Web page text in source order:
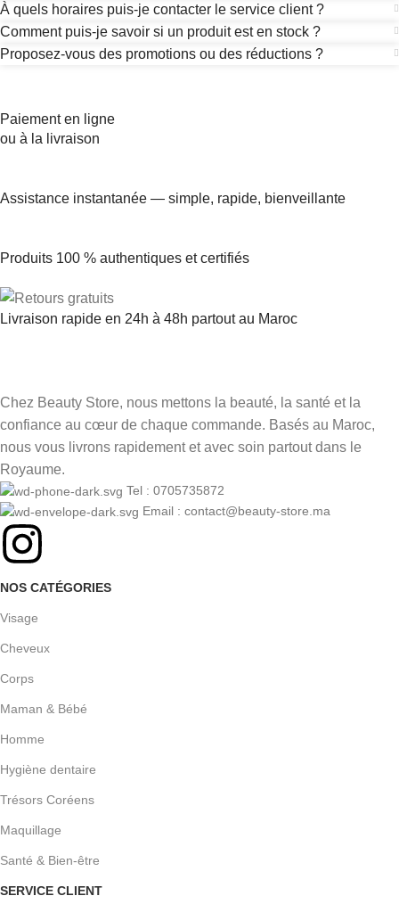
À quels horaires puis-je contacter le service client ?
Comment puis-je savoir si un produit est en stock ?
Proposez-vous des promotions ou des réductions ?
Paiement en ligne
ou à la livraison
Assistance instantanée — simple, rapide, bienveillante
Produits 100 % authentiques et certifiés
Livraison rapide en 24h à 48h partout au Maroc
Chez Beauty Store, nous mettons la beauté, la santé et la
confiance au cœur de chaque commande. Basés au Maroc,
nous vous livrons rapidement et avec soin partout dans le
Royaume.
Tel : 0705735872
Email : contact@beauty-store.ma
NOS CATÉGORIES
Visage
Cheveux
Corps
Maman & Bébé
Homme
Hygiène dentaire
Trésors Coréens
Maquillage
Santé & Bien-être
SERVICE CLIENT